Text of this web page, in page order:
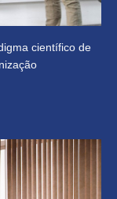
científico de